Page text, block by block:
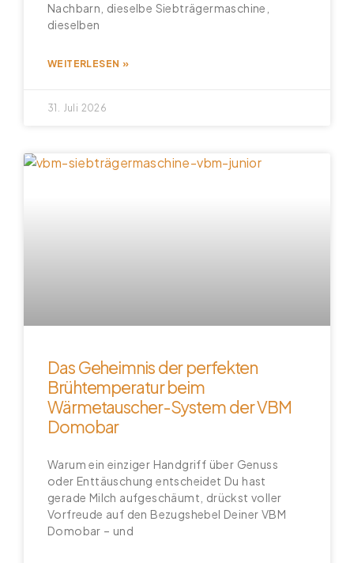
Nachbarn, dieselbe Siebträgermaschine,
dieselben
WEITERLESEN »
31. Juli 2026
Das Geheimnis der perfekten
Brühtemperatur beim
Wärmetauscher-System der VBM
Domobar
Warum ein einziger Handgriff über Genuss
oder Enttäuschung entscheidet Du hast
gerade Milch aufgeschäumt, drückst voller
Vorfreude auf den Bezugshebel Deiner VBM
Domobar – und